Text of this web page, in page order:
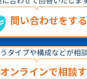
問い合わせをする
オンラインで相談